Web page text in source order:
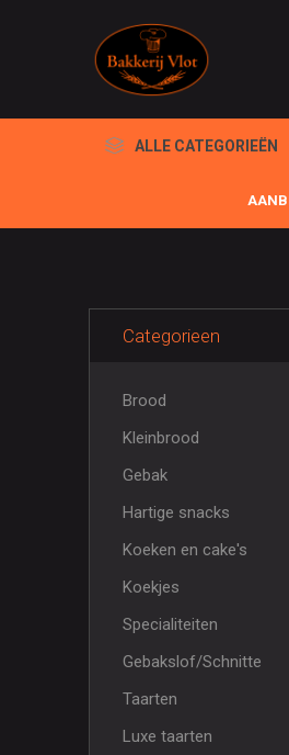
ALLE CATEGORIEËN
Categorieen
Brood
Kleinbrood
Gebak
Hartige snacks
Koeken en cake's
Koekjes
Specialiteiten
Gebakslof/Schnitte
Taarten
Luxe taarten